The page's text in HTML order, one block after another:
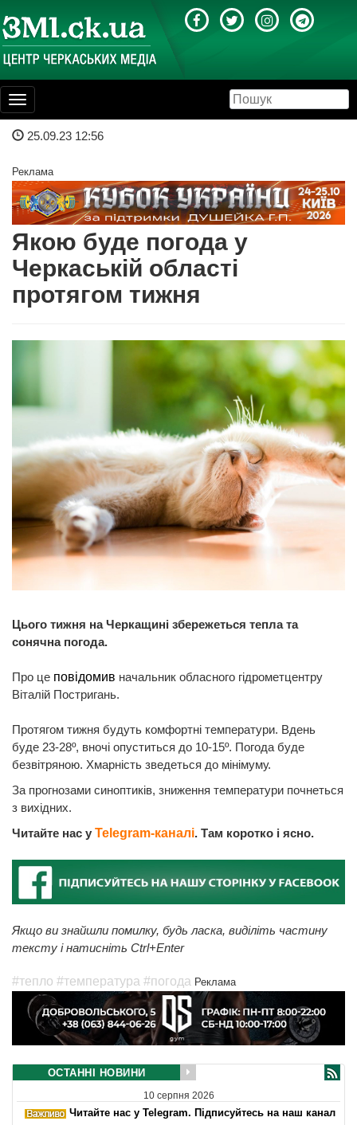
Toggle
navigation
25.09.23 12:56
Реклама
Якою буде погода у
Черкаській області
протягом тижня
Цього тижня на Черкащині збережеться тепла та
сонячна погода.
Про це повідомив начальник обласного гідрометцентру
Віталій Постригань.
Протягом тижня будуть комфортні температури. Вдень
буде 23-28º, вночі опуститься до 10-15º. Погода буде
безвітряною. Хмарність зведеться до мінімуму.
За прогнозами синоптиків, зниження температури почнеться
з вихідних.
Читайте нас у Telegram-каналі. Там коротко і ясно.
Якщо ви знайшли помилку, будь ласка, виділіть частину
тексту і натисніть Ctrl+Enter
#тепло #температура #погода Реклама
ОСТАННІ НОВИНИ
10 серпня 2026
Читайте нас у Telegram. Підписуйтесь на наш канал